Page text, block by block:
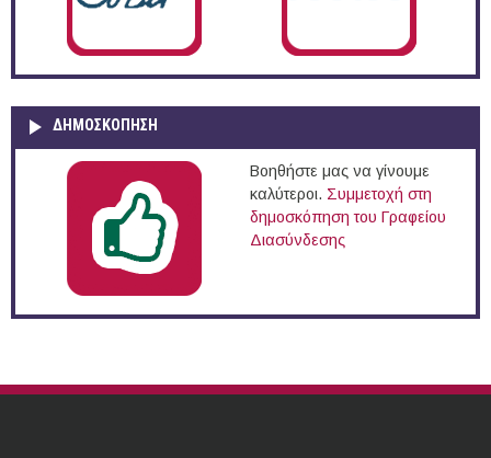
ΔΗΜΟΣΚΌΠΗΣΗ
Βοηθήστε μας να γίνουμε
καλύτεροι. Συμμετοχή στη
δημοσκόπηση του Γραφείου
Διασύνδεσης